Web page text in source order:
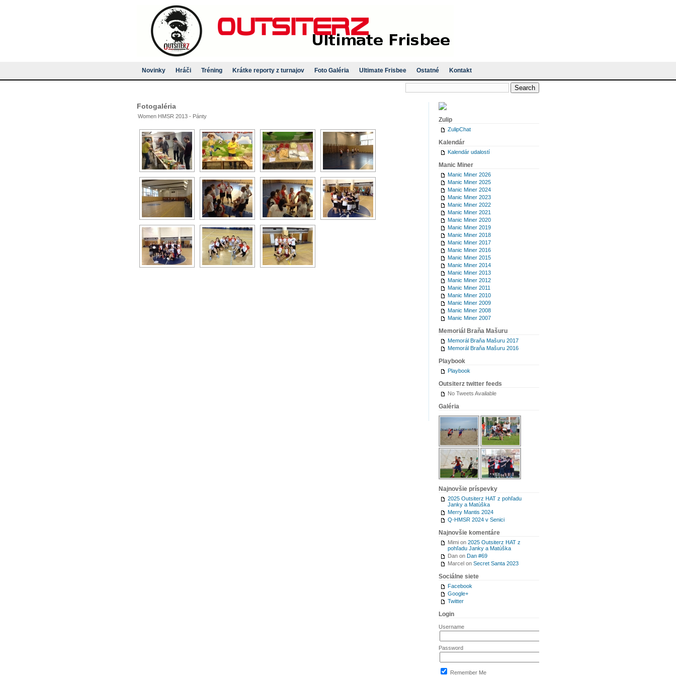
Novinky Hráči Tréning Krátke reporty z turnajov Foto Galéria Ultimate Frisbee Ostatné Kontakt
Fotogaléria
Women HMSR 2013 - Pánty
Zulip
ZulipChat
Kalendár
Kalendár udalostí
Manic Miner
Manic Miner 2026
Manic Miner 2025
Manic Miner 2024
Manic Miner 2023
Manic Miner 2022
Manic Miner 2021
Manic Miner 2020
Manic Miner 2019
Manic Miner 2018
Manic Miner 2017
Manic Miner 2016
Manic Miner 2015
Manic Miner 2014
Manic Miner 2013
Manic Miner 2012
Manic Miner 2011
Manic Miner 2010
Manic Miner 2009
Manic Miner 2008
Manic Miner 2007
Memoriál Braňa Mašuru
Memorál Braňa Mašuru 2017
Memorál Braňa Mašuru 2016
Playbook
Playbook
Outsiterz twitter feeds
No Tweets Available
Galéria
Najnovšie príspevky
2025 Outsiterz HAT z pohľadu
Janky a Matúška
Merry Mantis 2024
Q-HMSR 2024 v Senici
Najnovšie komentáre
Mimi on 2025 Outsiterz HAT z
pohľadu Janky a Matúška
Dan on Dan #69
Marcel on Secret Santa 2023
Sociálne siete
Facebook
Google+
Twitter
Login
Username
Password
Remember Me